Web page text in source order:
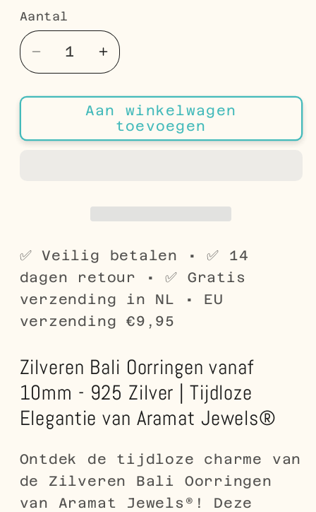
Aantal
Aantal
Aantal
verlagen
voor
Zilveren
Design
Aantal
verhogen
voor
925
Zilveren
-
Design
Aan winkelwagen
toevoegen
✅ Veilig betalen • ✅ 14
dagen retour • ✅ Gratis
verzending in NL • EU
verzending €9,95
Zilveren Bali Oorringen vanaf
10mm - 925 Zilver | Tijdloze
Elegantie van Aramat Jewels®
Ontdek de tijdloze charme van
de Zilveren Bali Oorringen
van Aramat Jewels®! Deze